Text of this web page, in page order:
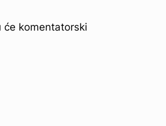
će komentatorski